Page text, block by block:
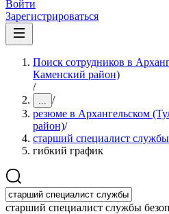
Войти
Зарегистрироваться
Поиск сотрудников в
Каменский район)
/
... /
резюме в Архангельском
район)/
старший специалист службы
гибкий график
старший специалист службы